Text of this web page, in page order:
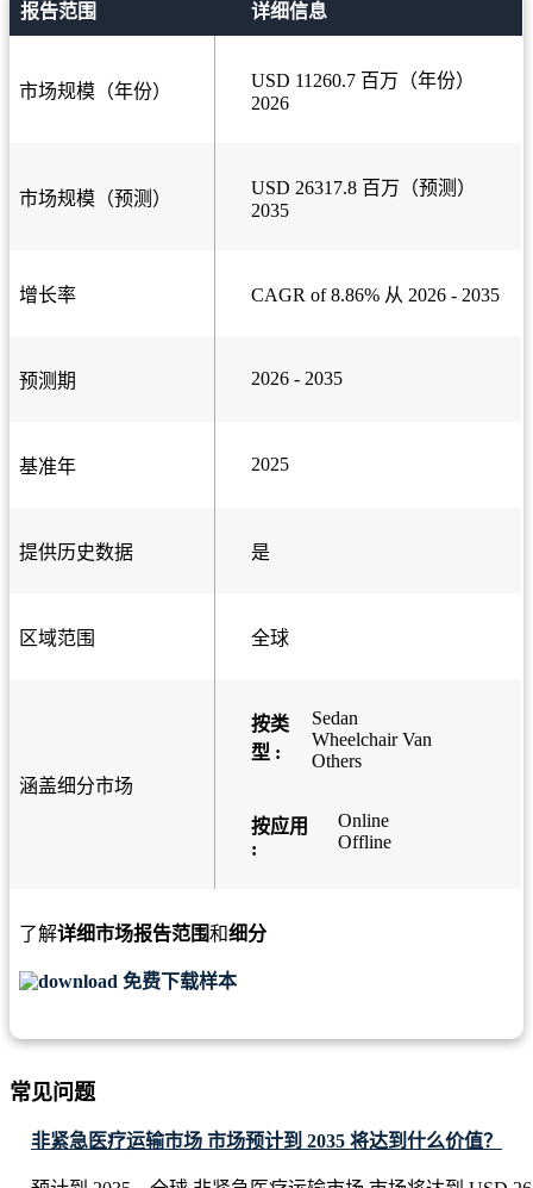
报告范围 详细信息
市场规模（年份）
USD 11260.7 百万（年份）
2026
市场规模（预测）
USD 26317.8 百万（预测）
2035
增长率 CAGR of 8.86% 从 2026 - 2035
预测期 2026 - 2035
基准年 2025
提供历史数据 是
区域范围 全球
涵盖细分市场
按类
型 :
Sedan
Wheelchair Van
Others
按应用
:
Online
Offline
了解详细市场报告范围和细分
免费下载样本
常见问题
非紧急医疗运输市场 市场预计到 2035 将达到什么价值？